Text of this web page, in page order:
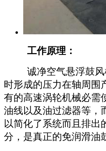
工作原理：
诚净空气悬浮鼓
时形成的压力在轴周围
有的高速涡轮机械必需
油线以及油过滤器等，
以简化了系统而且排出
分，是真正的免润滑油